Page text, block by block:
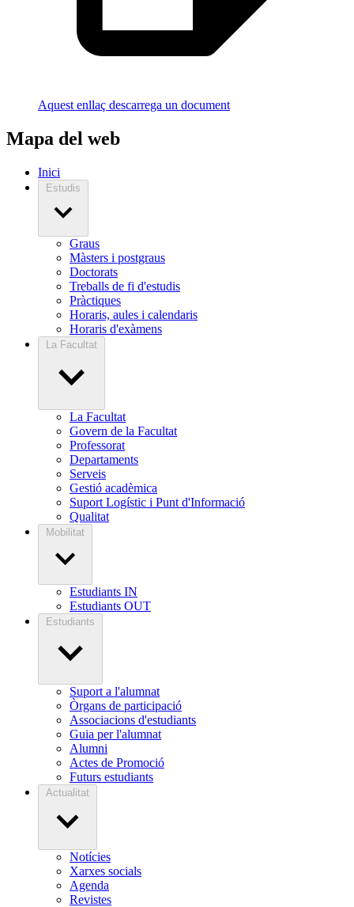
Aquest enllaç descarrega un document
Mapa del web
Inici
Estudis
Graus
Màsters i postgraus
Doctorats
Treballs de fi d'estudis
Pràctiques
Horaris, aules i calendaris
Horaris d'exàmens
La Facultat
La Facultat
Govern de la Facultat
Professorat
Departaments
Serveis
Gestió acadèmica
Suport Logístic i Punt d'Informació
Qualitat
Mobilitat
Estudiants IN
Estudiants OUT
Estudiants
Suport a l'alumnat
Òrgans de participació
Associacions d'estudiants
Guia per l'alumnat
Alumni
Actes de Promoció
Futurs estudiants
Actualitat
Notícies
Xarxes socials
Agenda
Revistes